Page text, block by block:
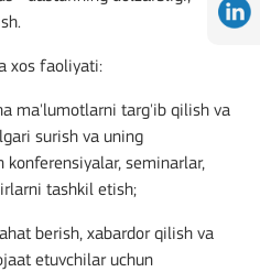
xos faoliyati:
ma'lumotlarni targ'ib qilish va
surish va uning
seminarlar,
tashkil etish;
berish, xabardor qilish va
etuvchilar uchun